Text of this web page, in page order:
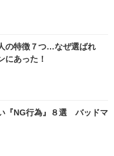
の特徴７つ…なぜ選ばれ
にあった！
『NG行為』８選 バッドマ